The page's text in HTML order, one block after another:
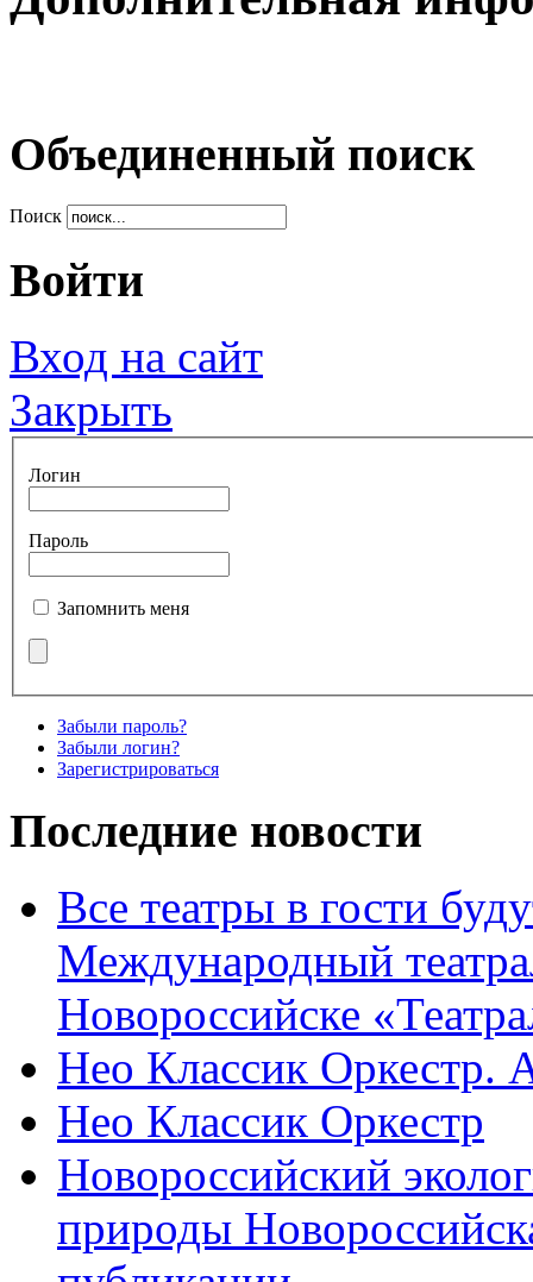
Объединенный поиск
Поиск
Войти
Вход на сайт
Закрыть
Логин
Пароль
Запомнить меня
Забыли пароль?
Забыли логин?
Зарегистрироваться
Последние новости
Все театры в гости
Международный
Новороссийске
Нео Классик Оркестр.
Нео Классик Оркестр
Новороссийский
природы